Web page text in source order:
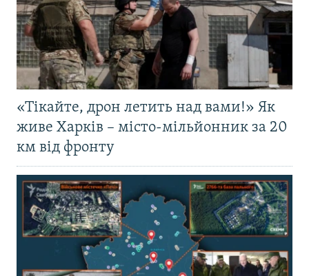
«Тікайте, дрон летить над вами!» Як
живе Харків – місто-мільйонник за 20
км від фронту